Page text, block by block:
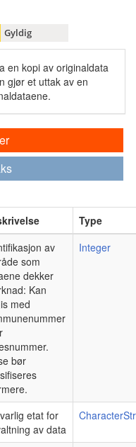
Gyldig
en kopi av originaldata
gjør et uttak av en
Type
av
som
dekker
Kan
med
bør
Integer
etat for
av data